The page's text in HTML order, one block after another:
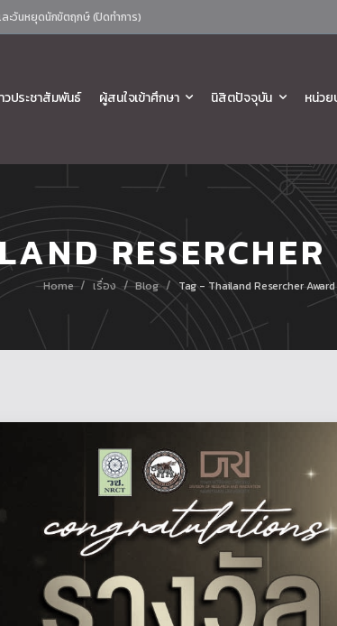
ะวันหยุดนักขัตฤกษ์ (ปิดทำการ)
วประชาสัมพันธ์ ผู้สนใจเข้าศึกษา นิสิตปัจจุบัน หน่วย
Home / เรื่อง / Blog / Tag - Thailand Resercher Award